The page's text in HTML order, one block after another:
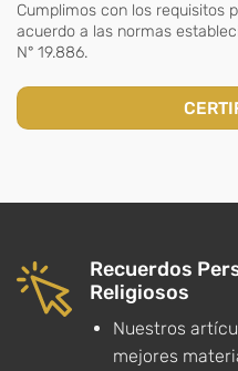
Cumplimos con los requisitos
acuerdo a las normas
N° 19.886.
Recuerdos
Religiosos
Nuestros
mejores